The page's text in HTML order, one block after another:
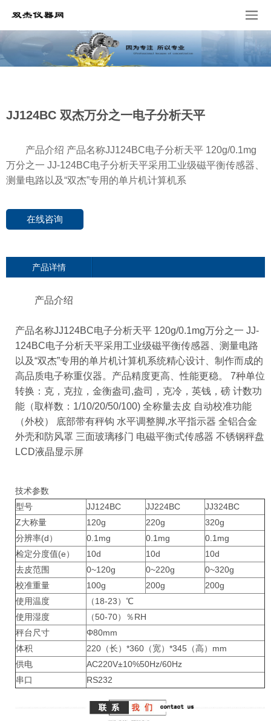
JJ124BC 双杰万分之一电子分析天平
产品介绍 产品名称JJ124BC电子分析天平 120g/0.1mg
万分之一 JJ-124BC电子分析天平采用工业级磁平衡传感器、
测量电路以及“双杰”专用的单片机计算机系
在线咨询
产品详情
产品介绍
产品名称JJ124BC电子分析天平 120g/0.1mg万分之一 JJ-
124BC电子分析天平采用工业级磁平衡传感器、测量电路
以及“双杰”专用的单片机计算机系统精心设计、制作而成的
高品质电子称重仪器。产品精度更高、性能更稳。 7种单位
转换：克，克拉，金衡盎司,盎司，克冷，英钱，磅 计数功
能（取样数：1/10/20/50/100) 全称量去皮 自动校准功能
（外校） 底部带有秤钩 水平调整脚,水平指示器 全铝合金
外壳和防风罩 三面玻璃移门 电磁平衡式传感器 不锈钢秤盘
LCD液晶显示屏
技术参数
型号
JJ124BC JJ224BC
JJ324BC
Z大称量
120g 220g
320g
分辨率(d）
0.1mg 0.1mg
0.1mg
检定分度值(e）
10d 10d
10d
去皮范围
0~120g 0~220g
0~320g
校准重量
100g 200g
200g
使用温度
（18-23）℃
使用湿度
（50-70）％RH
秤台尺寸
Φ80mm
体积
220（长）*360（宽）*345（高）mm
供电
AC220V±10%50Hz/60Hz
串口
RS232